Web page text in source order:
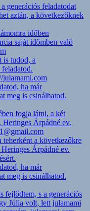
generációs feladatodat
aztán, a következőknek
időben
saját időmben való
is tudod, a
feladatod.
julamami.com
ha már
meg is csinálhatod.
fogja látni, a két
Heringes Árpádné ev.
teherként a következőkre
Árpádné ev.
ha már
meg is csinálhatod.
fejlődtem, s a generációs
Júlia volt, lett julamami